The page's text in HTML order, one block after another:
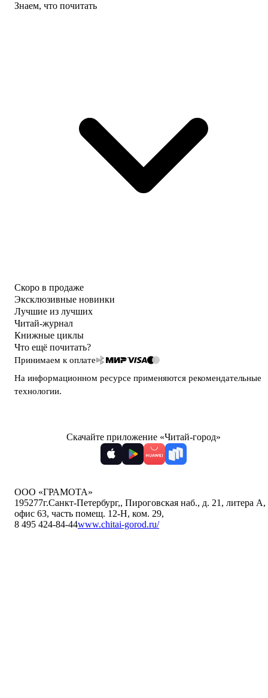
Знаем, что почитать
Скоро в продаже
Эксклюзивные новинки
Лучшие из лучших
Читай-журнал
Книжные циклы
Что ещё почитать?
Принимаем к оплате
На информационном ресурсе применяются рекомендательные
технологии.
Скачайте приложение «Читай-город»
ООО «ГРАМОТА»
195277г.Санкт-Петербург,, Пироговская наб., д. 21, литера А,
офис 63, часть помещ. 12-Н, ком. 29,
8 495 424-84-44www.chitai-gorod.ru/